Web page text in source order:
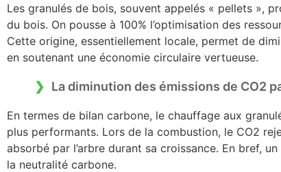
Les granulés de bois, souvent appelés « pellets »,
du bois. On pousse à 100% l’optimisation des
Cette origine, essentiellement locale, permet de
en soutenant une économie circulaire vertueuse.
La diminution des émissions de CO2
En termes de bilan carbone, le chauffage aux
plus performants. Lors de la combustion, le CO2
absorbé par l’arbre durant sa croissance. En bref,
la neutralité carbone.